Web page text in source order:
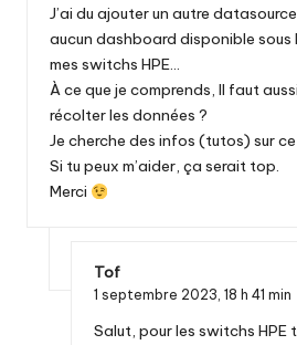
J’ai du ajouter un autre
aucun dashboard disponible sous
mes switchs HPE…
À ce que je comprends, Il faut
récolter les données ?
Je cherche des infos (tutos) sur
Si tu peux m’aider, ça serait top.
Merci
Tof
1 septembre 2023, 18 h 41 min
Salut, pour les switchs HPE